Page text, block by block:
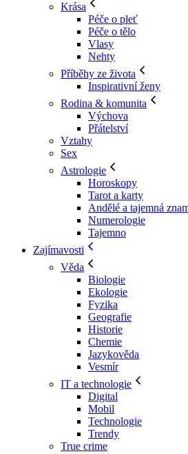
Krása
Péče o pleť
Péče o tělo
Vlasy
Nehty
Příběhy ze života
Inspirativní ženy
Rodina & komunita
Výchova
Přátelství
Vztahy
Sex
Astrologie
Horoskopy
Tarot a karty
Andělé a tajemná
Numerologie
Tajemno
Zajímavosti
Věda
Biologie
Ekologie
Fyzika
Geografie
Historie
Chemie
Jazykověda
Vesmír
IT a technologie
Digital
Mobil
Technologie
Trendy
True crime